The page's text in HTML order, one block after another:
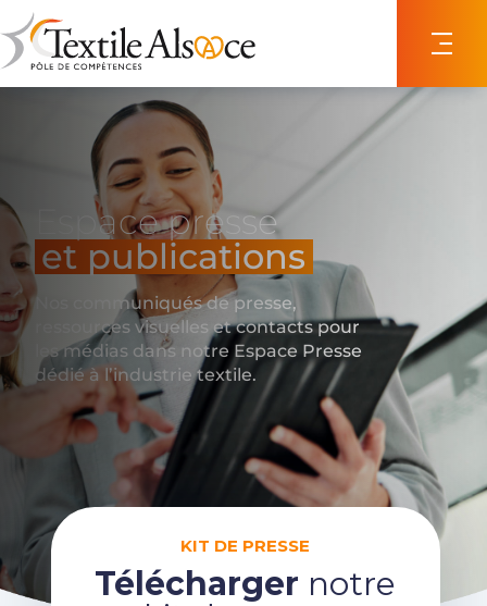
Espace presse
et publications
Nos communiqués de presse,
ressources visuelles et contacts pour
les médias dans notre Espace Presse
dédié à l’industrie textile.
KIT DE PRESSE
Télécharger notre
Panneau de gestion des cookies